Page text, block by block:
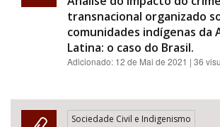
transnacional organizado
comunidades indígenas da
Latina: o caso do Brasil.
Adicionado: 12 de Mai de 2021 | 36
Sociedade Civil e Indigenismo